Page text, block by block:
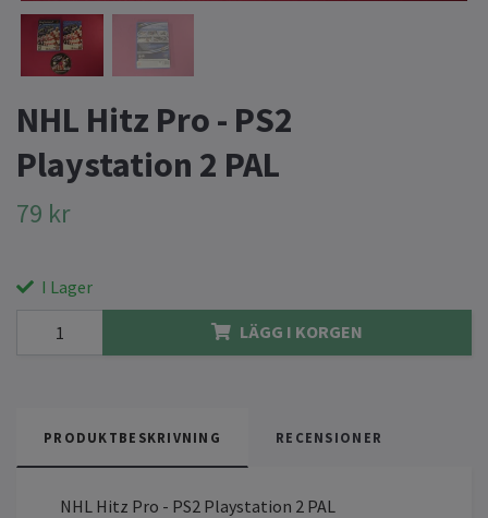
NHL Hitz Pro - PS2
Playstation 2 PAL
79 kr
I Lager
LÄGG I KORGEN
PRODUKTBESKRIVNING RECENSIONER
NHL Hitz Pro - PS2 Playstation 2 PAL